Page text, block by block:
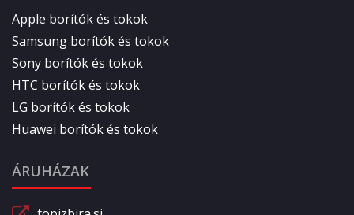
Apple borítók és tokok
Samsung borítók és tokok
Sony borítók és tokok
HTC borítók és tokok
LG borítók és tokok
Huawei borítók és tokok
ÁRUHÁZAK